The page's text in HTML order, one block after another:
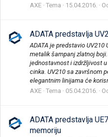
AXE Tema 15.04.2016.
ADATA predstavlja
ADATA je predstavio
metalik šampanj zlatnoj
jednostavnost i izdržljivost
cinka. UV210 sa završnom
elegantnim linijama će
AXE Tema 05.04.2016.
ADATA predstavlja
memoriju